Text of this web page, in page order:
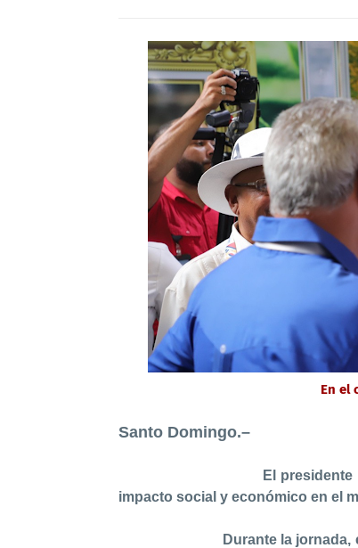
En el
Santo Domingo.–
El presidente Luis
impacto social y económico en el
Durante la jornada, el